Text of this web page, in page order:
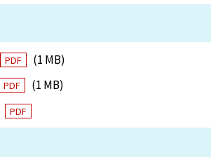
PDF
(1 MB)
PDF
(1 MB)
PDF